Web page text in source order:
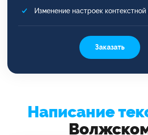
Изменение настроек
Заказать
Написание